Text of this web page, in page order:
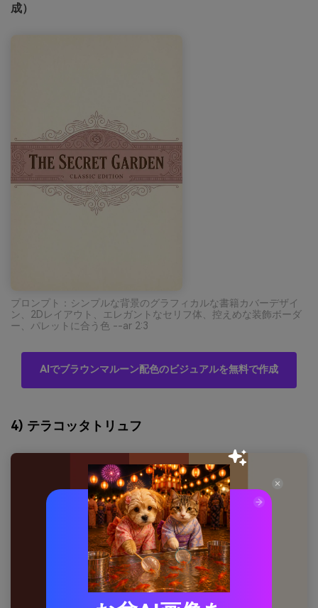
成）
プロンプト：シンプルな背景のグラフィカルな書籍カバーデザイ
ン、2Dレイアウト、エレガントなセリフ体、控えめな装飾ボーダ
ー、パレットに合う色 --ar 2:3
AIでブラウンマルーン配色のビジュアルを無料で作成
4) テラコッタトリュフ